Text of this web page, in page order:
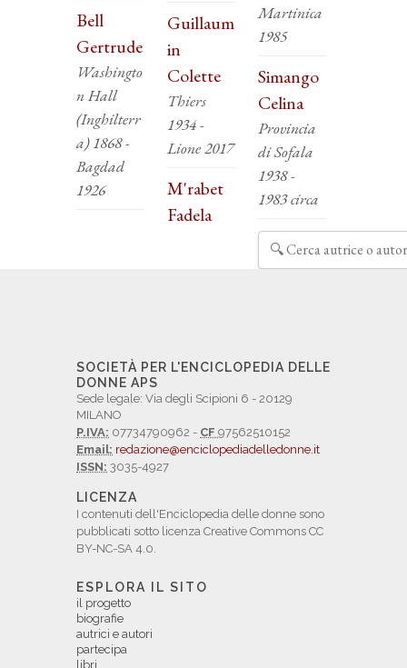
Bell
Gertrude
Washingto
n Hall
(Inghilterr
a) 1868 -
Bagdad
1926
Guillaum
in
Colette
Thiers
1934 -
Lione 2017
M'rabet
Fadela
Martinica
1985
Simango
Celina
Provincia
di Sofala
1938 -
1983 circa
SOCIETÀ PER L'ENCICLOPEDIA DELLE
DONNE APS
Sede legale: Via degli Scipioni 6 - 20129
MILANO
P.IVA: 07734790962 - CF 97562510152
Email: redazione@enciclopediadelledonne.it
ISSN: 3035-4927
LICENZA
I contenuti dell'Enciclopedia delle donne sono
pubblicati sotto licenza Creative Commons CC
BY-NC-SA 4.0.
ESPLORA IL SITO
il progetto
biografie
autrici e autori
partecipa
libri